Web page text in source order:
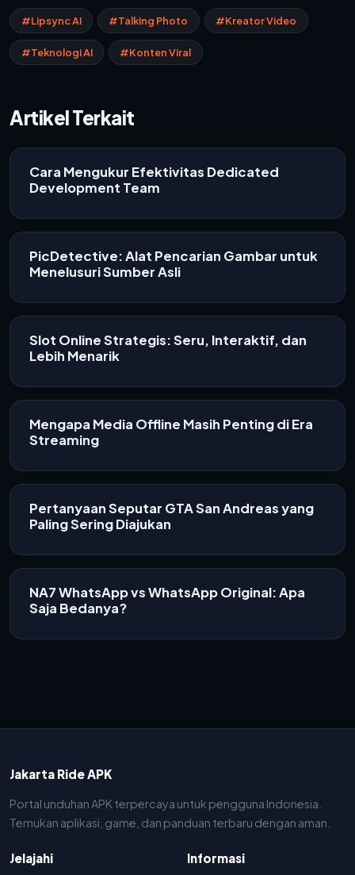
#Lipsync AI #Talking Photo #Kreator Video
#Teknologi AI #Konten Viral
Artikel Terkait
Cara Mengukur Efektivitas Dedicated
Development Team
PicDetective: Alat Pencarian Gambar untuk
Menelusuri Sumber Asli
Slot Online Strategis: Seru, Interaktif, dan
Lebih Menarik
Mengapa Media Offline Masih Penting di Era
Streaming
Pertanyaan Seputar GTA San Andreas yang
Paling Sering Diajukan
NA7 WhatsApp vs WhatsApp Original: Apa
Saja Bedanya?
Jakarta Ride APK
Portal unduhan APK terpercaya untuk pengguna Indonesia.
Temukan aplikasi, game, dan panduan terbaru dengan aman.
Jelajahi Informasi